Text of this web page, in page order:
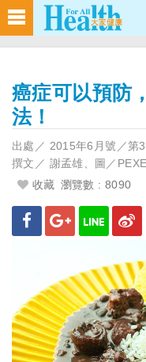
癌症可以預防
法！
出處／ 2015年6月號／第
撰文／ 謝孟雄、圖／
收藏 瀏覽數 : 8090